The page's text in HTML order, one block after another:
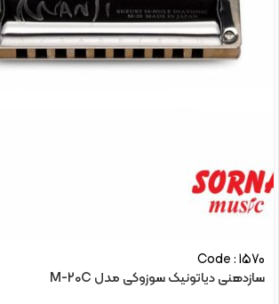
Code : 1570
سازدهنی دیاتونیک سوزوکی مدل M-20C